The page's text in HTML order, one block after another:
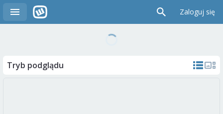
Zaloguj się
Tryb podglądu